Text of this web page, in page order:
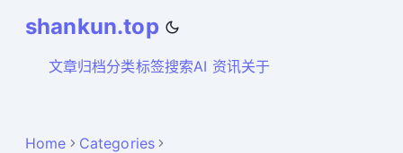
shankun.top
文章归档分类标签搜索AI 资讯关于
Home Categories